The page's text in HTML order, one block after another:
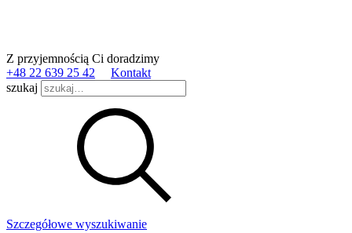
Z przyjemnością Ci doradzimy
+48 22 639 25 42
Kontakt
szukaj
Szczegółowe wyszukiwanie